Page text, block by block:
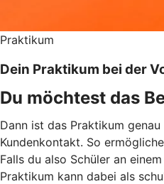
Praktikum
Dein Praktikum bei der
Du möchtest das
Dann ist das Praktikum
Kundenkontakt. So
Falls du also Schüler an
Praktikum kann dabei als